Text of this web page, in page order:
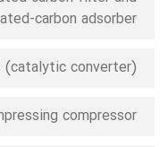
carbon adsorber,
converter),
compressor,